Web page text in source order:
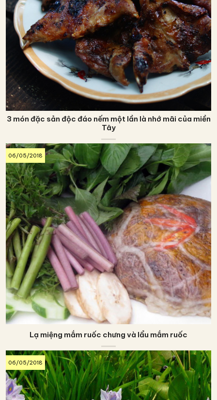
3 món đặc sản độc đáo nếm một lần là nhớ mãi của miền
Tây
06/05/2018
Lạ miệng mắm ruốc chưng và lẩu mắm ruốc
06/05/2018